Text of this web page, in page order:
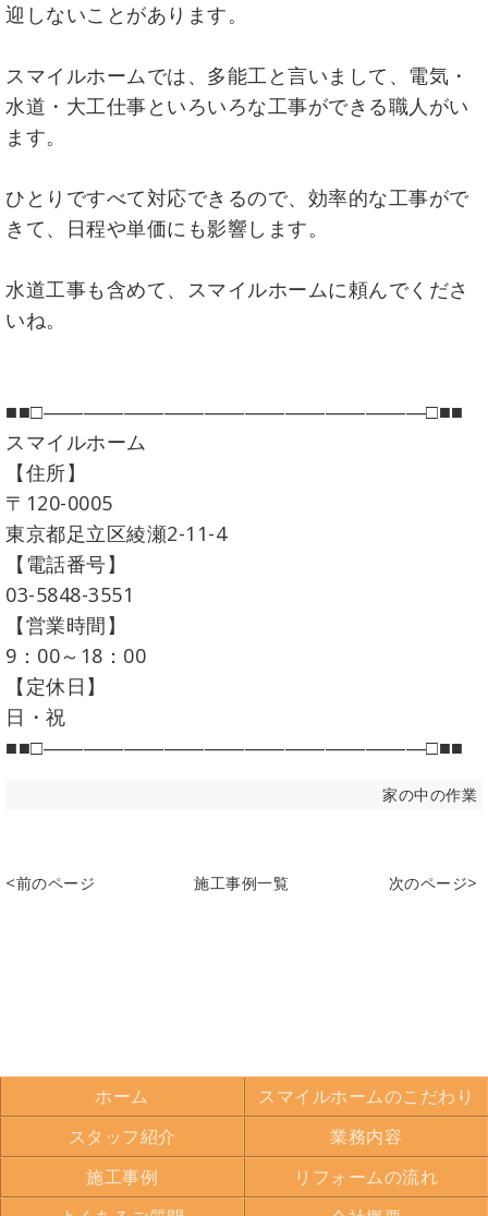
迎しないことがあります。
スマイルホームでは、多能工と言いまして、電気・
水道・大工仕事といろいろな工事ができる職人がい
ます。
ひとりですべて対応できるので、効率的な工事がで
きて、日程や単価にも影響します。
水道工事も含めて、スマイルホームに頼んでくださ
いね。
■■□―――――――――――――――――――□■■
スマイルホーム
【住所】
〒120-0005
東京都足立区綾瀬2-11-4
【電話番号】
03-5848-3551
【営業時間】
9：00～18：00
【定休日】
日・祝
■■□―――――――――――――――――――□■■
家の中の作業
<前のページ 施工事例一覧 次のページ>
ホーム
スマイルホームのこだわり
スタッフ紹介
業務内容
施工事例
リフォームの流れ